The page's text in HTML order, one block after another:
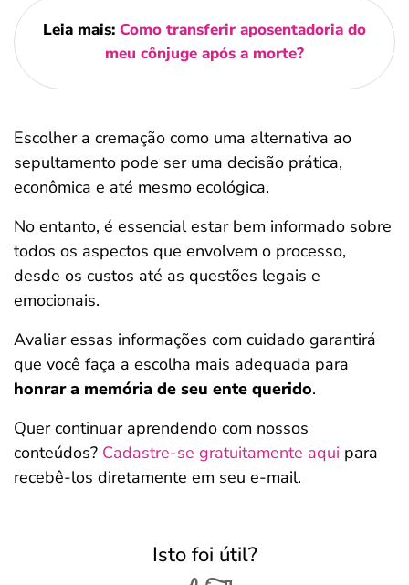
Leia mais: Como transferir aposentadoria do
meu cônjuge após a morte?
Escolher a cremação como uma alternativa ao
sepultamento pode ser uma decisão prática,
econômica e até mesmo ecológica.
No entanto, é essencial estar bem informado sobre
todos os aspectos que envolvem o processo,
desde os custos até as questões legais e
emocionais.
Avaliar essas informações com cuidado garantirá
que você faça a escolha mais adequada para
honrar a memória de seu ente querido.
Quer continuar aprendendo com nossos
conteúdos? Cadastre-se gratuitamente aqui para
recebê-los diretamente em seu e-mail.
Isto foi útil?